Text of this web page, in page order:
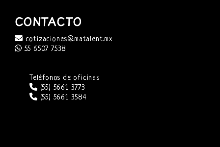
CONTACTO
cotizaciones@matalent.mx
55 6507 7538
Teléfonos de oficinas
(55) 5661 3773
(55) 5661 3584